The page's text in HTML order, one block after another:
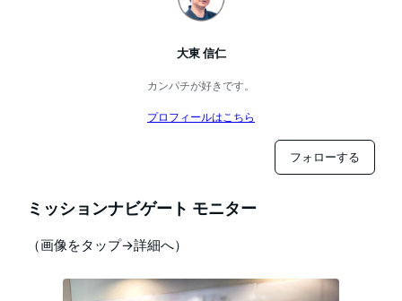
大東 信仁
カンパチが好きです。
プロフィールはこちら
フォローする
ミッションナビゲート モニター
（画像をタップ→詳細へ）